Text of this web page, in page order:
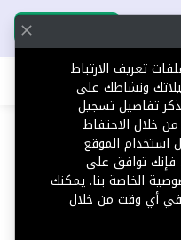
تحميل التطبيق
اطلب عقارك
تعريف الارتباط
ونشاطك على
تفاصيل تسجيل
خلال الاحتفاظ
استخدام الموقع
فإنك توافق على
الخاصة بنا. يمكنك
في أي وقت من خلال